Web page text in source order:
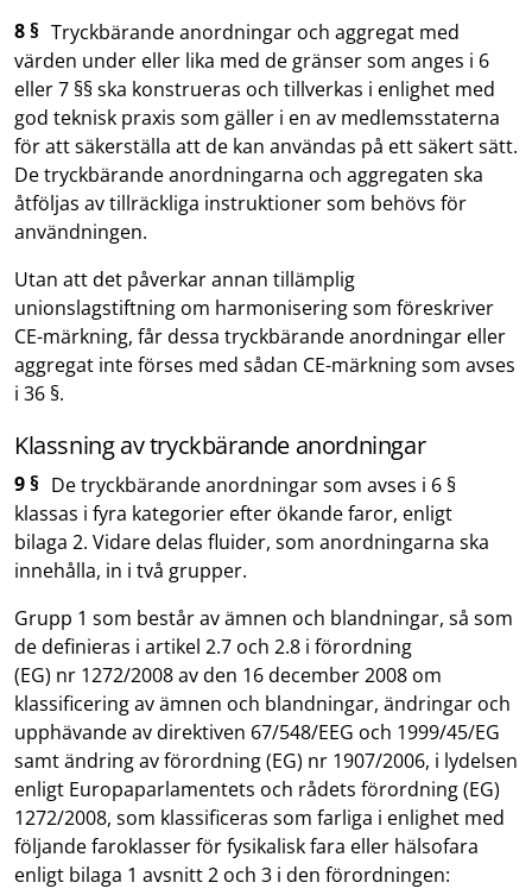
8 § Tryckbärande anordningar och aggregat med
värden under eller lika med de gränser som anges i 6
eller 7 §§ ska konstrueras och tillverkas i enlighet med
god teknisk praxis som gäller i en av medlemsstaterna
för att säkerställa att de kan användas på ett säkert sätt.
De tryckbärande anordningarna och aggregaten ska
åtföljas av tillräckliga instruktioner som behövs för
användningen.
Utan att det påverkar annan tillämplig
unionslagstiftning om harmonisering som föreskriver
CE-märkning, får dessa tryckbärande anordningar eller
aggregat inte förses med sådan CE-märkning som avses
i 36 §.
Klassning av tryckbärande anordningar
9 § De tryckbärande anordningar som avses i 6 §
klassas i fyra kategorier efter ökande faror, enligt
bilaga 2. Vidare delas fluider, som anordningarna ska
innehålla, in i två grupper.
Grupp 1 som består av ämnen och blandningar, så som
de definieras i artikel 2.7 och 2.8 i förordning
(EG) nr 1272/2008 av den 16 december 2008 om
klassificering av ämnen och blandningar, ändringar och
upphävande av direktiven 67/548/EEG och 1999/45/EG
samt ändring av förordning (EG) nr 1907/2006, i lydelsen
enligt Europaparlamentets och rådets förordning (EG)
1272/2008, som klassificeras som farliga i enlighet med
följande faroklasser för fysikalisk fara eller hälsofara
enligt bilaga 1 avsnitt 2 och 3 i den förordningen: